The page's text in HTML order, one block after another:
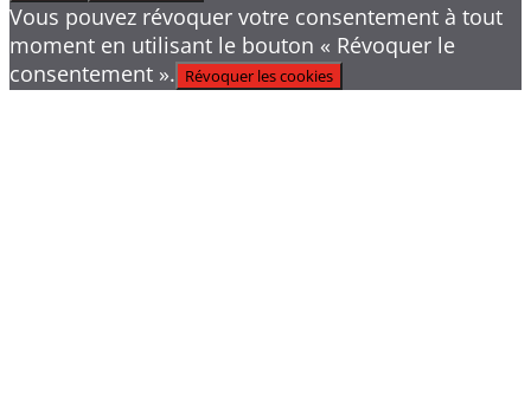
Vous pouvez révoquer votre consentement à tout
moment en utilisant le bouton « Révoquer le
consentement ». Révoquer les cookies